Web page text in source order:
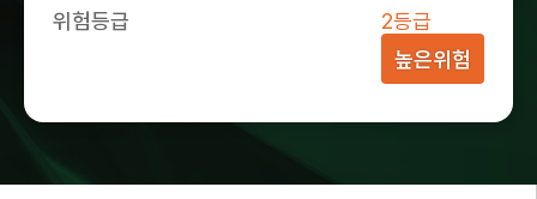
위험등급
2등급
높은위험